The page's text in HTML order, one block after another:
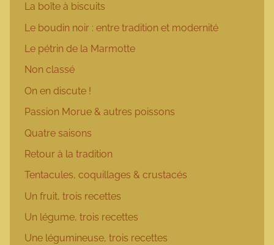
La boîte à biscuits
Le boudin noir : entre tradition et modernité
Le pétrin de la Marmotte
Non classé
On en discute !
Passion Morue & autres poissons
Quatre saisons
Retour à la tradition
Tentacules, coquillages & crustacés
Un fruit, trois recettes
Un légume, trois recettes
Une légumineuse, trois recettes